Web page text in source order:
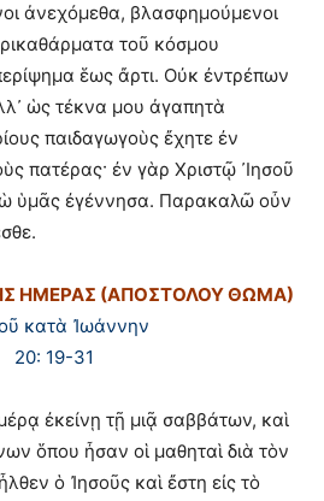
ἀνεχόμεθα, βλασφημούμενοι
τοῦ κόσμου
ἕως ἄρτι. Οὐκ ἐντρέπων
ὡς τέκνα μου ἀγαπητὰ
παιδαγωγοὺς ἔχητε ἐν
πατέρας· ἐν γὰρ Χριστῷ ᾿Ιησοῦ
ὑμᾶς ἐγέννησα. Παρακαλῶ οὖν
ΗΜΕΡΑΣ (ΑΠΟΣΤΟΛΟΥ ΘΩΜΑ)
κατὰ Ἰωάννην
20: 19-31
ἐκείνῃ τῇ μιᾷ σαββάτων, καὶ
ὅπου ἦσαν οἱ μαθηταὶ διὰ τὸν
ὁ Ἰησοῦς καὶ ἔστη εἰς τὸ